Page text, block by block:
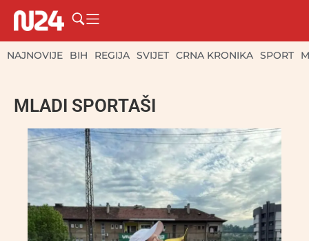
NAJNOVIJE BIH REGIJA SVIJET CRNA KRONIKA SPORT
MLADI SPORTAŠI